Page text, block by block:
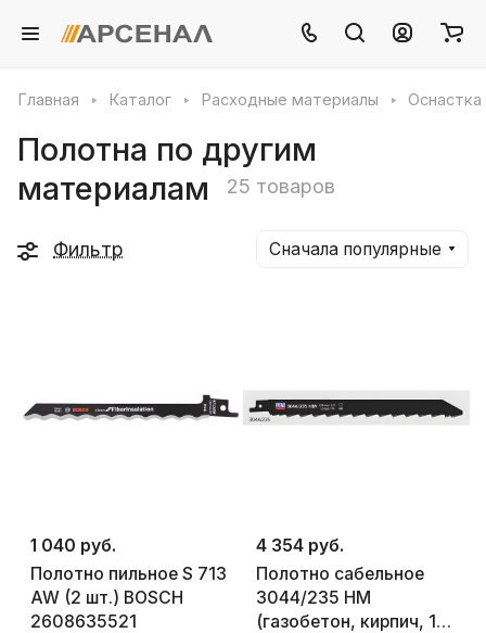
Главная Каталог Расходные материалы
Полотна по другим
материалам
25 товаров
Фильтр Сначала популярные
1 040 руб.
Полотно пильное S 713
AW (2 шт.) BOSCH
2608635521
4 354 руб.
Полотно сабельное
3044/235 НМ
(газобетон, кирпич, 1